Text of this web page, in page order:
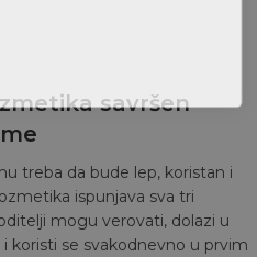
savršen
treba da bude lep, koristan i
ispunjava sva tri
mogu verovati, dolazi u
koristi se svakodnevno u prvim